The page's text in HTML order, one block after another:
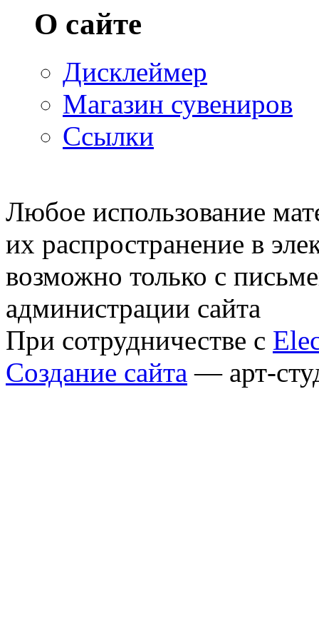
О сайте
Дисклеймер
Магазин сувениров
Ссылки
Любое использование
их распространение в
возможно только с
администрации сайта
При сотрудничестве с
Создание сайта — арт-